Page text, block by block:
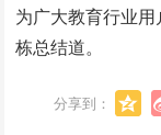
为广大教育行业
栋总结道。
分享到：